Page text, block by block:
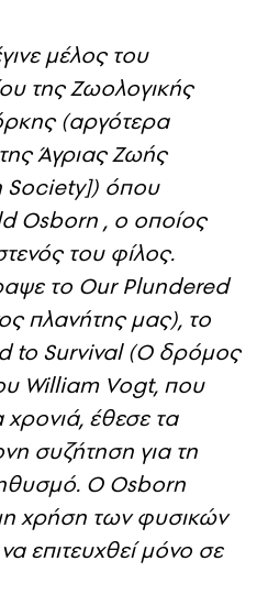
μέλος του
της Ζωολογικής
(αργότερα
Άγριας Ζωής
Society]) όπου
Osborn , ο οποίος
του φίλος.
το Our Plundered
πλανήτης μας), το
to Survival (Ο δρόμος
William Vogt, που
χρονιά, έθεσε τα
συζήτηση για τη
Ο Osborn
χρήση των φυσικών